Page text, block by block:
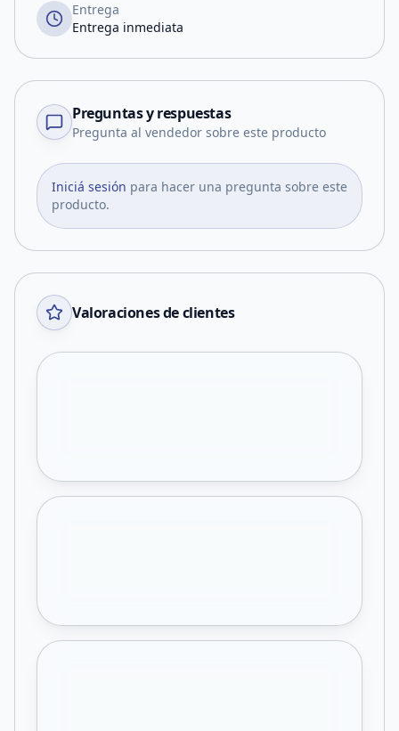
Entrega
Entrega inmediata
Preguntas y respuestas
Pregunta al vendedor sobre este producto
Iniciá sesión para hacer una pregunta sobre este
producto.
Valoraciones de clientes